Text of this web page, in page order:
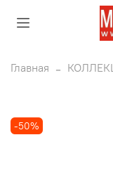
Главная
-50%